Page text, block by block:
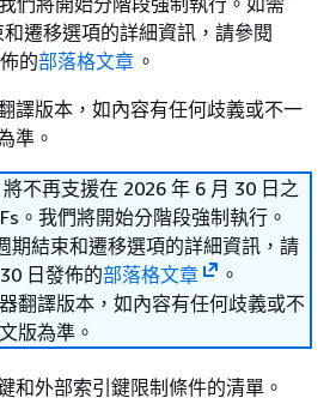
遷移選項的詳細資訊，請參閱
的部落格文章 。
譯版本，如內容有任何歧義或不一
準。
不再支援在 2026 年 6 月 30 日之
。我們將開始分階段強制執行。
期結束和遷移選項的詳細資訊，請
日發佈的部落格文章
。
翻譯版本，如內容有任何歧義或不
版為準。
和外部索引鍵限制條件的清單。